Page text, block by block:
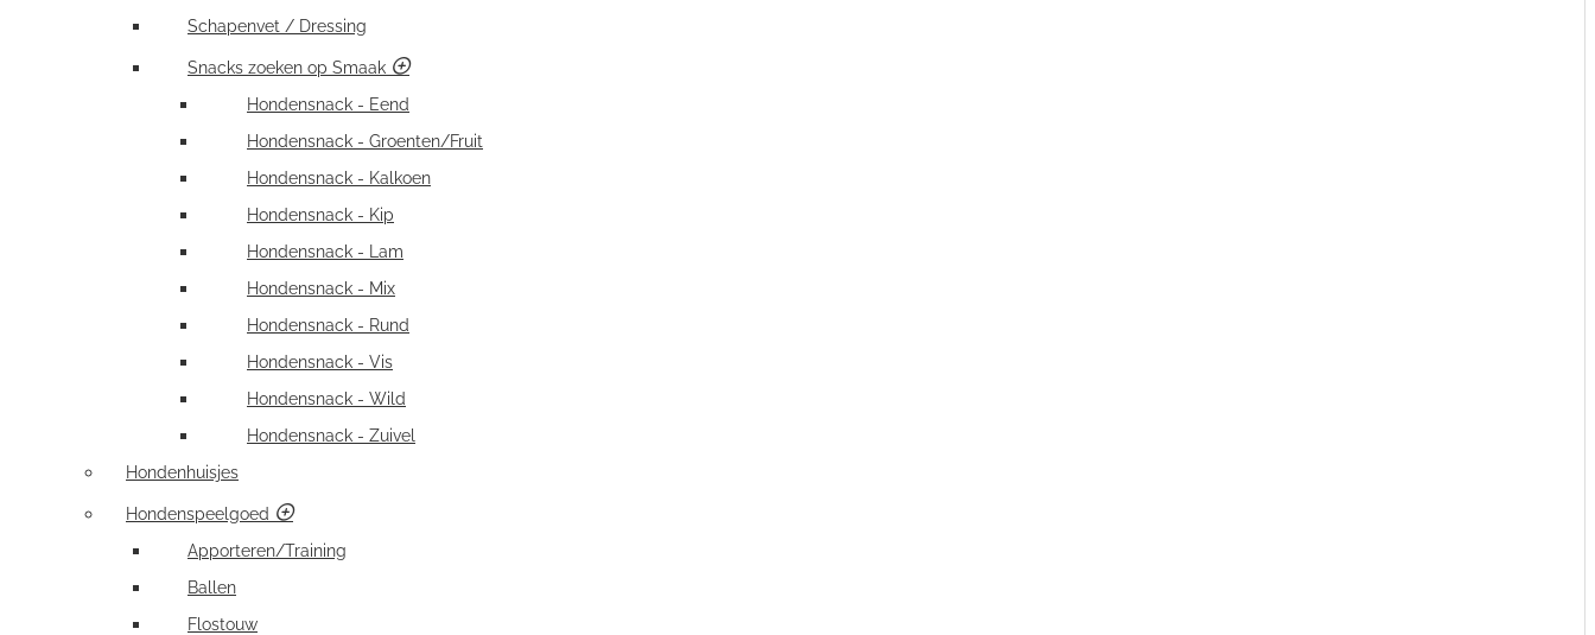
Schapenvet / Dressing
Snacks zoeken op Smaak
Hondensnack - Eend
Hondensnack - Groenten/Fruit
Hondensnack - Kalkoen
Hondensnack - Kip
Hondensnack - Lam
Hondensnack - Mix
Hondensnack - Rund
Hondensnack - Vis
Hondensnack - Wild
Hondensnack - Zuivel
Hondenhuisjes
Hondenspeelgoed
Apporteren/Training
Ballen
Flostouw